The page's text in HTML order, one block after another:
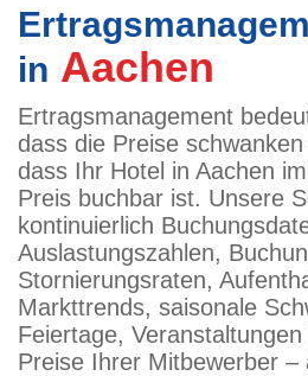
in Aachen
Ertragsmanagement
dass die Preise
dass Ihr Hotel in Aachen
Preis buchbar ist. Unsere
kontinuierlich
Auslastungszahlen,
Stornierungsraten,
Markttrends, saisonale
Feiertage,
Preise Ihrer Mitbewerber –